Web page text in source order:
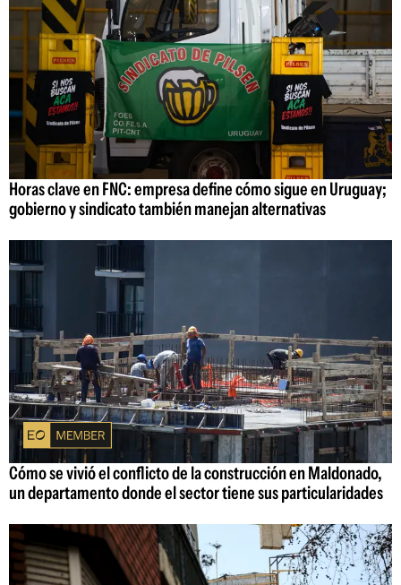
Horas clave en FNC: empresa define cómo sigue en Uruguay;
gobierno y sindicato también manejan alternativas
Cómo se vivió el conflicto de la construcción en Maldonado,
un departamento donde el sector tiene sus particularidades